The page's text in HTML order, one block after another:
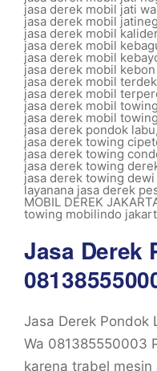
jasa derek mobil jati
jasa derek mobil
jasa derek mobil
jasa derek mobil
jasa derek mobil
jasa derek mobil
jasa derek mobil
jasa derek mobil
jasa derek mobil towing
jasa derek mobil
jasa derek pondok labu,
jasa derek towing
jasa derek towing
jasa derek towing
jasa derek towing
layanana jasa derek
MOBIL DEREK
towing mobilindo
Jasa Derek
Jasa Derek
Wa 081385550003
karena trabel